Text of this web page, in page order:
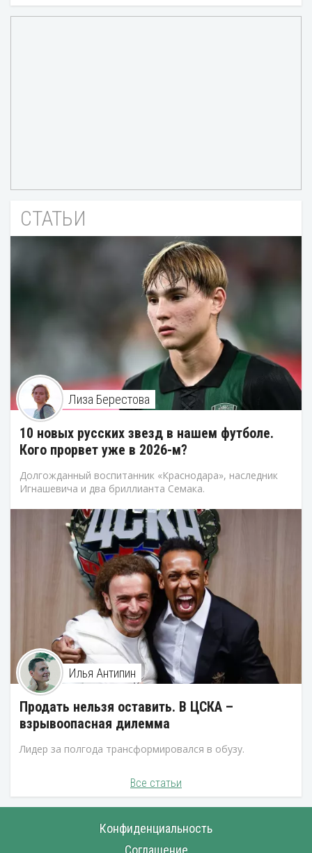
СТАТЬИ
Лиза Берестова
10 новых русских звезд в нашем футболе.
Кого прорвет уже в 2026-м?
Долгожданный воспитанник «Краснодара», наследник
Игнашевича и два бриллианта Семака.
Илья Антипин
Продать нельзя оставить. В ЦСКА –
взрывоопасная дилемма
Лидер за полгода трансформировался в обузу.
Все статьи
Конфиденциальность
Соглашение